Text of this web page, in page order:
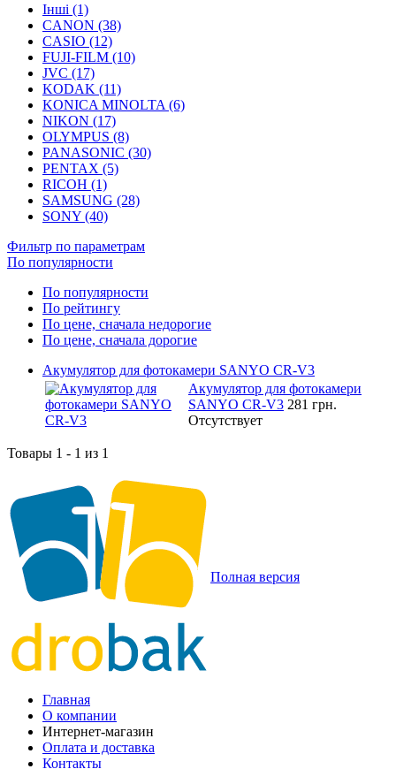
Інші (1)
CANON (38)
CASIO (12)
FUJI-FILM (10)
JVC (17)
KODAK (11)
KONICA MINOLTA (6)
NIKON (17)
OLYMPUS (8)
PANASONIC (30)
PENTAX (5)
RICOH (1)
SAMSUNG (28)
SONY (40)
Фильтр по параметрам
По популярности
По популярности
По рейтингу
По цене, сначала недорогие
По цене, сначала дорогие
Акумулятор для фотокамери SANYO CR-V3
Акумулятор для фотокамери
SANYO CR-V3 281 грн.
Отсутствует
Товары 1 - 1 из 1
Полная версия
Главная
О компании
Интернет-магазин
Оплата и доставка
Контакты